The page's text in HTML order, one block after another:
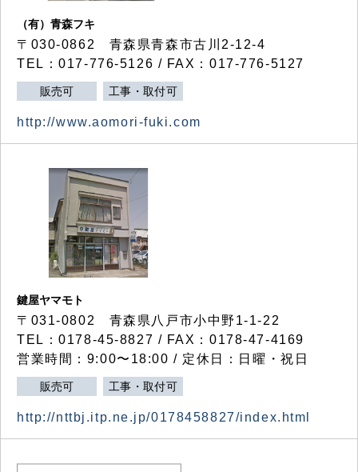
（有）青森フキ
〒030-0862 青森県青森市古川2-12-4
TEL：017-776-5126 / FAX：017-776-5127
販売可 工事・取付可
http://www.aomori-fuki.com
鍵屋ヤマモト
〒031-0802 青森県八戸市小中野1-1-22
TEL：0178-45-8827 / FAX：0178-47-4169
営業時間：9:00〜18:00 / 定休日：日曜・祝日
販売可 工事・取付可
http://nttbj.itp.ne.jp/0178458827/index.html